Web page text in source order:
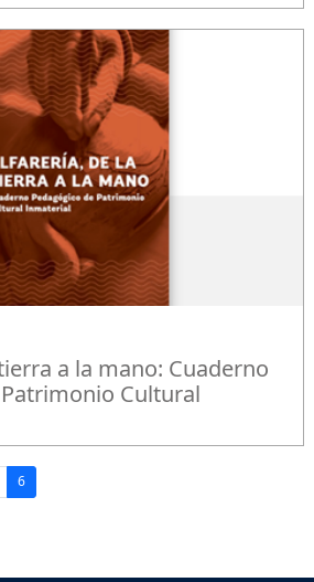
a la mano: Cuaderno
Cultural
6